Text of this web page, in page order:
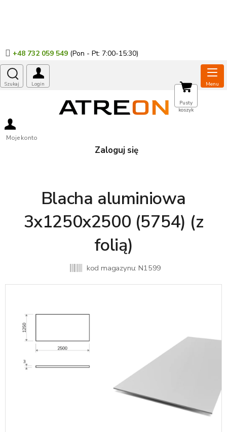
+48 732 059 549
Moje konto
Zaloguj się
KOSZYK
Pusty
koszyk
Blacha aluminiowa
3x1250x2500 (5754) (z
folią)
kod magazynu: N1599